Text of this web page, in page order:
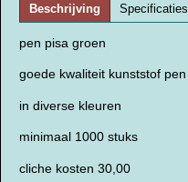
Beschrijving Specificaties
pen pisa groen
goede kwaliteit kunststof pen
in diverse kleuren
minimaal 1000 stuks
cliche kosten 30,00